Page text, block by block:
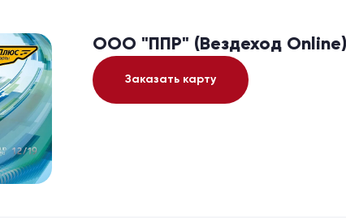
ООО "ППР" (Вездеход Online)
Заказать карту